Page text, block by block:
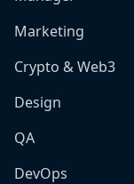
Marketing
Crypto & Web3
Design
QA
DevOps